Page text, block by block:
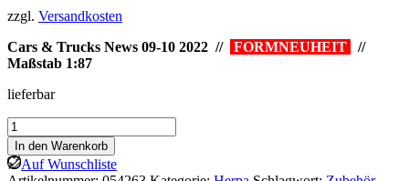
war:
ist:
zzgl. Versandkosten
Cars & Trucks News 09-10 2022 //
FORMNEUHEIT
//
Maßstab 1:87
lieferbar
Herpa:
Zubehör
Lampenbügel
schwarz
In den Warenkorb
Auf Wunschliste